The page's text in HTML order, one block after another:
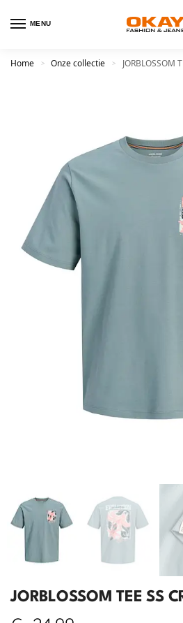
MENU
Home > Onze collectie > JORBLOSSOM
JORBLOSSOM TEE SS